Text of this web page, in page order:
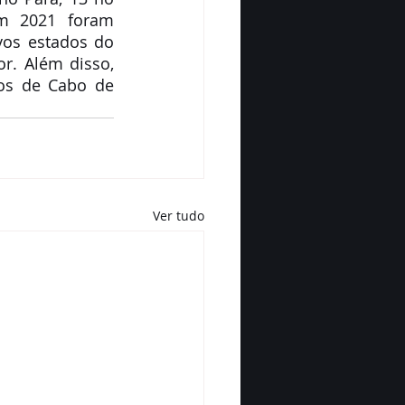
2021 foram
estados do
Além disso,
de Cabo de
Ver tudo